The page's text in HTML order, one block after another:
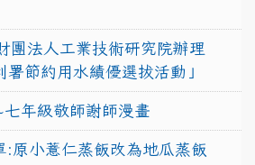
團法人工業技術研究院辦理
署節約用水績優選拔活動」
年級敬師謝師漫畫
原小薏仁蒸飯改為地瓜蒸飯